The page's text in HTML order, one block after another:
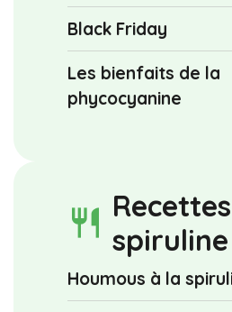
Black Friday
Les bienfaits de la
phycocyanine
restaurant spiruline
Houmous à la